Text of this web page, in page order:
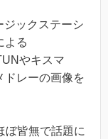
ジックステーシ
よる
やキスマ
ドレーの画像を
ぼ皆無で話題に